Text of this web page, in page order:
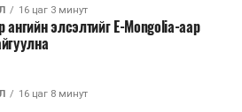
16 цаг 3 минут
ангийн элсэлтийг E-Mongolia-аар
16 цаг 8 минут